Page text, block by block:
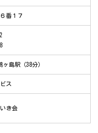
番１７
島駅（38分）
ス
き会